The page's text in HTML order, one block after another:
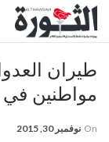
طيران
مواطنين
On نوفمبر 30, 2015